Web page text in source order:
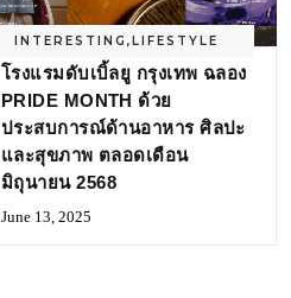
INTERESTING ,LIFESTYLE
โรงแรมดับเบิ้ลยู กรุงเทพ ฉลอง
PRIDE MONTH ด้วย
ประสบการณ์ด้านอาหาร ศิลปะ
และสุขภาพ ตลอดเดือน
มิถุนายน 2568
June 13, 2025